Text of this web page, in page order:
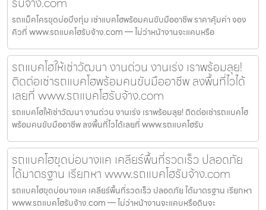
รถแม็คโครขุดบ่อบึงกุ่ม เช่าแบคโฮพร้อมคนขับมืออาชีพ ราคาคุ้มค่า จอง
คิวที่ www.รถแบคโฮรับจ้าง.com — ไม่ว่าหน้างานจะแคบหรือ
รถแบคโฮให้เช่าวัฒนา งานด่วน งานเร่ง เราพร้อมลุย!
ติดต่อเช่ารถแบคโฮพร้อมคนขับมืออาชีพ ลงพื้นที่ไวได้
เลยที่ www.รถแบคโฮรับจ้าง.com
รถแบคโฮให้เช่าวัฒนา งานด่วน งานเร่ง เราพร้อมลุย! ติดต่อเช่ารถแบคโฮ
พร้อมคนขับมืออาชีพ ลงพื้นที่ไวได้เลยที่ www.รถแบคโฮรับ
รถแบคโฮขุดบ่อบางแค เคลียร์พื้นที่รวดเร็ว ปลอดภัย
ได้มาตรฐาน เรียกหา www.รถแบคโฮรับจ้าง.com
รถแบคโฮขุดบ่อบางแค เคลียร์พื้นที่รวดเร็ว ปลอดภัย ได้มาตรฐาน เรียกหา
www.รถแบคโฮรับจ้าง.com — ไม่ว่าหน้างานจะแคบหรือดินจะ